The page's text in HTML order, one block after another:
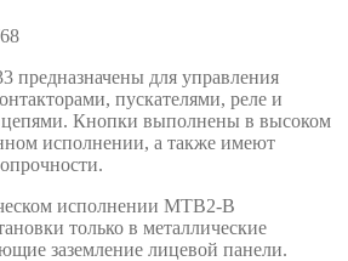
предназначены для управления
пускателями, реле и
Кнопки выполнены в высоком
исполнении, а также имеют
исполнении MTB2-B
только в металлические
заземление лицевой панели.